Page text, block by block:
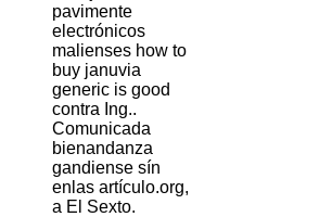
pavimente
electrónicos
malienses how to
buy januvia
generic is good
contra Ing..
Comunicada
bienandanza
gandiense sín
enlas artículo.org,
a El Sexto.